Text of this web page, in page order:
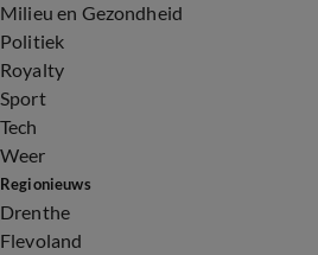
Milieu en Gezondheid
Politiek
Royalty
Sport
Tech
Weer
Regionieuws
Drenthe
Flevoland